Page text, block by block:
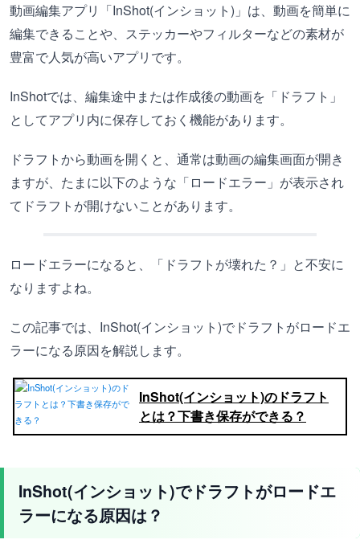
動画編集アプリ「InShot(インショット)」は、動画を簡単に
編集できることや、ステッカーやフィルターなどの素材が
豊富で人気が高いアプリです。
InShotでは、編集途中または作成後の動画を「ドラフト」
としてアプリ内に保存しておく機能があります。
ドラフトから動画を開くと、通常は動画の編集画面が開き
ますが、たまに以下のような「ロードエラー」が表示され
てドラフトが開けないことがあります。
ロードエラーになると、「ドラフトが壊れた？」と不安に
なりますよね。
この記事では、InShot(インショット)でドラフトがロードエ
ラーになる原因を解説します。
InShot(インショット)のドラフト
とは？下書き保存ができる？
InShot(インショット)でドラフトがロードエ
ラーになる原因は？